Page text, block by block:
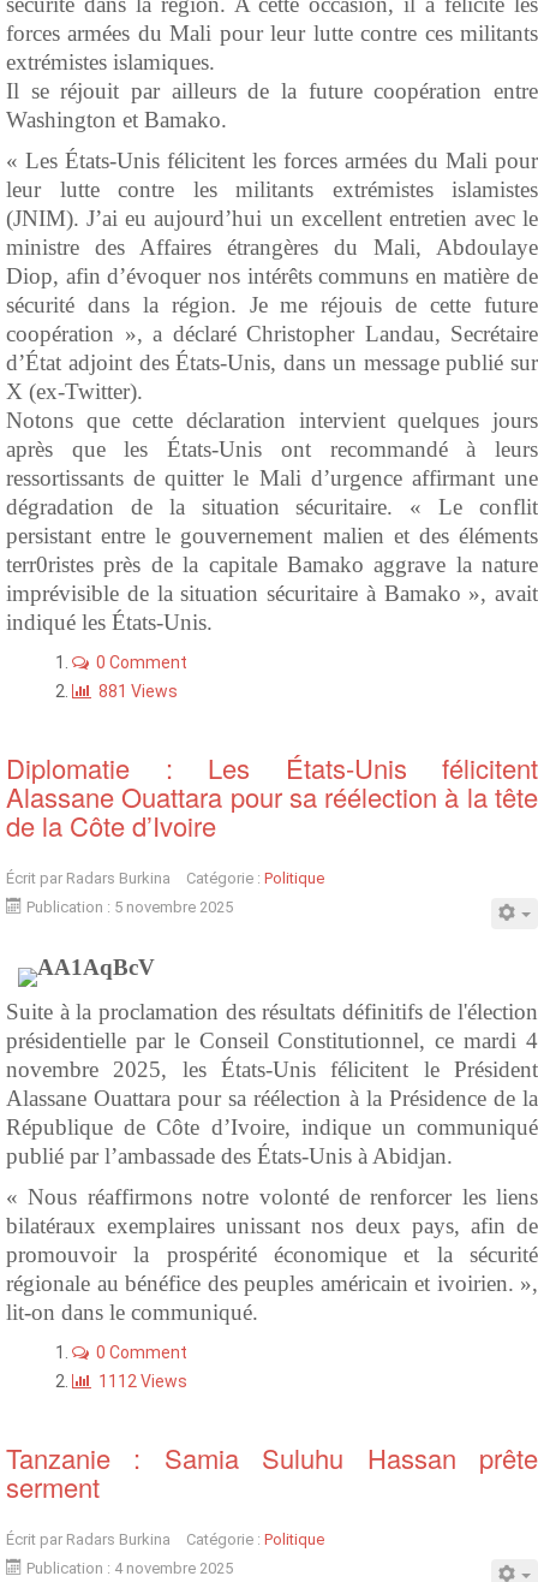
forces armées du Mali pour leur lutte contre ces militants
extrémistes islamiques.
Il se réjouit par ailleurs de la future coopération entre
Washington et Bamako.
« Les États-Unis félicitent les forces armées du Mali pour
leur lutte contre les militants extrémistes islamistes
(JNIM). J’ai eu aujourd’hui un excellent entretien avec le
ministre des Affaires étrangères du Mali, Abdoulaye
Diop, afin d’évoquer nos intérêts communs en matière de
sécurité dans la région. Je me réjouis de cette future
coopération », a déclaré Christopher Landau, Secrétaire
d’État adjoint des États-Unis, dans un message publié sur
X (ex-Twitter).
Notons que cette déclaration intervient quelques jours
après que les États-Unis ont recommandé à leurs
ressortissants de quitter le Mali d’urgence affirmant une
dégradation de la situation sécuritaire. « Le conflit
persistant entre le gouvernement malien et des éléments
terr0ristes près de la capitale Bamako aggrave la nature
imprévisible de la situation sécuritaire à Bamako », avait
indiqué les États-Unis.
0 Comment
881 Views
Diplomatie : Les États-Unis félicitent
Alassane Ouattara pour sa réélection à la tête
de la Côte d’Ivoire
Écrit par Radars Burkina Catégorie : Politique
Publication : 5 novembre 2025
Suite à la proclamation des résultats définitifs de l'élection
présidentielle par le Conseil Constitutionnel, ce mardi 4
novembre 2025, les États-Unis félicitent le Président
Alassane Ouattara pour sa réélection à la Présidence de la
République de Côte d’Ivoire, indique un communiqué
publié par l’ambassade des États-Unis à Abidjan.
« Nous réaffirmons notre volonté de renforcer les liens
bilatéraux exemplaires unissant nos deux pays, afin de
promouvoir la prospérité économique et la sécurité
régionale au bénéfice des peuples américain et ivoirien. »,
lit-on dans le communiqué.
0 Comment
1112 Views
Tanzanie : Samia Suluhu Hassan prête
serment
Écrit par Radars Burkina Catégorie : Politique
Publication : 4 novembre 2025